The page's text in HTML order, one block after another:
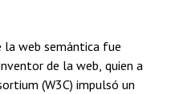
la web semántica fue
de la web, quien a
(W3C) impulsó un